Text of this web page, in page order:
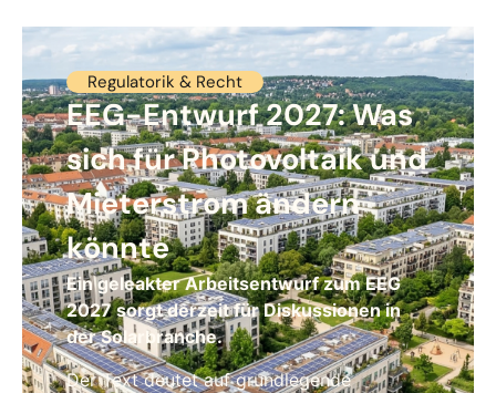
Regulatorik & Recht
EEG-Entwurf 2027: Was
sich für Photovoltaik und
Mieterstrom ändern
könnte
Ein geleakter Arbeitsentwurf zum EEG
2027 sorgt derzeit für Diskussionen in
der Solarbranche.
Der Text deutet auf grundlegende